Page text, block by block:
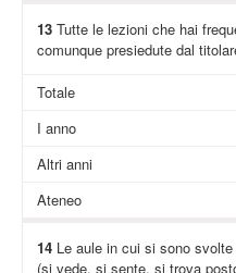
13Tutte le lezioni che hai
comunque presiedute dal
Totale
I anno
Altri anni
Ateneo
14Le aule in cui si sono
(si vede, si sente, si trova